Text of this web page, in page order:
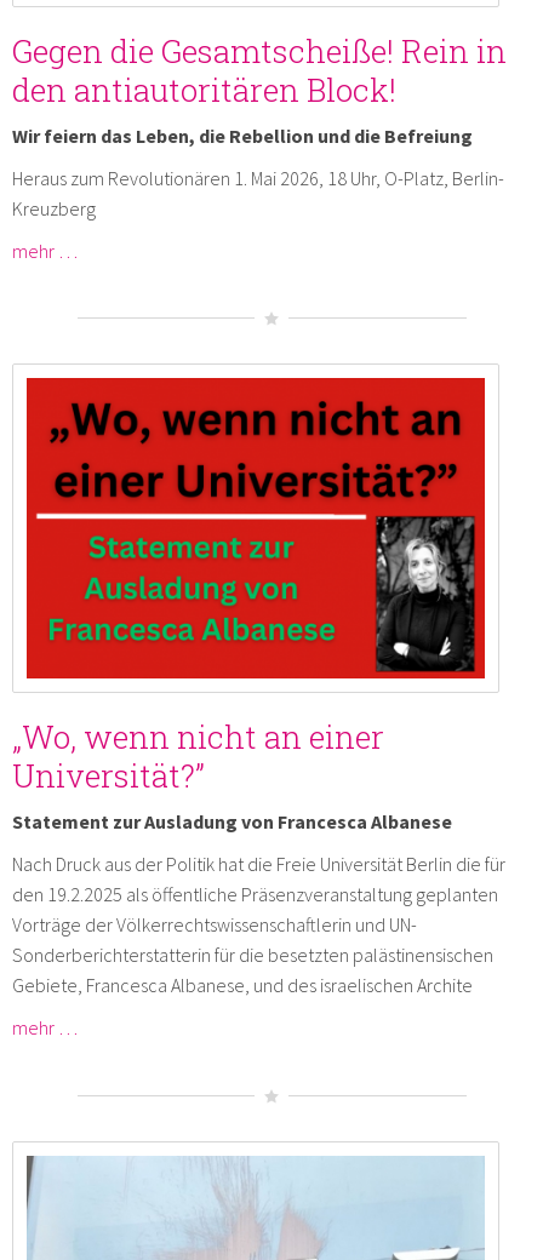
Gegen die Gesamtscheiße! Rein in
den antiautoritären Block!
Wir feiern das Leben, die Rebellion und die Befreiung
Heraus zum Revolutionären 1. Mai 2026, 18 Uhr, O-Platz, Berlin-
Kreuzberg
mehr …
„Wo, wenn nicht an einer
Universität?”
Statement zur Ausladung von Francesca Albanese
Nach Druck aus der Politik hat die Freie Universität Berlin die für
den 19.2.2025 als öffentliche Präsenzveranstaltung geplanten
Vorträge der Völkerrechtswissenschaftlerin und UN-
Sonderberichterstatterin für die besetzten palästinensischen
Gebiete, Francesca Albanese, und des israelischen Archite
mehr …